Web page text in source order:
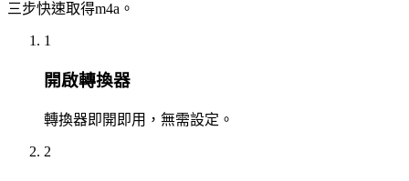
三步快速取得m4a。
1
開啟轉換器
轉換器即開即用，無需設定。
2